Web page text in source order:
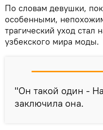
По словам девушки,
особенными,
трагический уход
узбекского мира моды.
"Он такой один -
заключила она.